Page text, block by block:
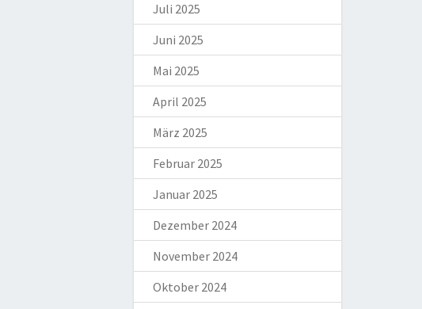
Juli 2025
Juni 2025
Mai 2025
April 2025
März 2025
Februar 2025
Januar 2025
Dezember 2024
November 2024
Oktober 2024